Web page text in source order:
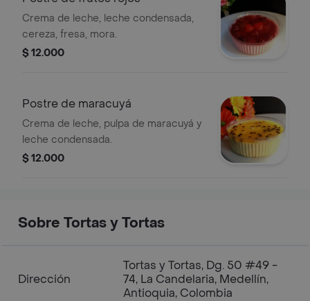
Crema de leche, leche condensada,
cereza, fresa, mora.
$ 12.000
Postre de maracuyá
Crema de leche, pulpa de maracuyá y
leche condensada.
$ 12.000
Sobre Tortas y Tortas
Dirección
Tortas y Tortas, Dg. 50 #49 -
74, La Candelaria, Medellín,
Antioquia, Colombia